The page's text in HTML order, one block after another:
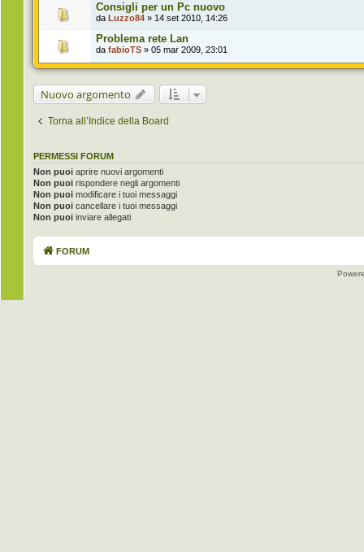
Consigli per un Pc nuovo
da Luzzo84 » 14 set 2010, 14:26
Problema rete Lan
da fabioTS » 05 mar 2009, 23:01
Nuovo argomento
Torna all’Indice della Board
PERMESSI FORUM
Non puoi aprire nuovi argomenti
Non puoi rispondere negli argomenti
Non puoi modificare i tuoi messaggi
Non puoi cancellare i tuoi messaggi
Non puoi inviare allegati
FORUM